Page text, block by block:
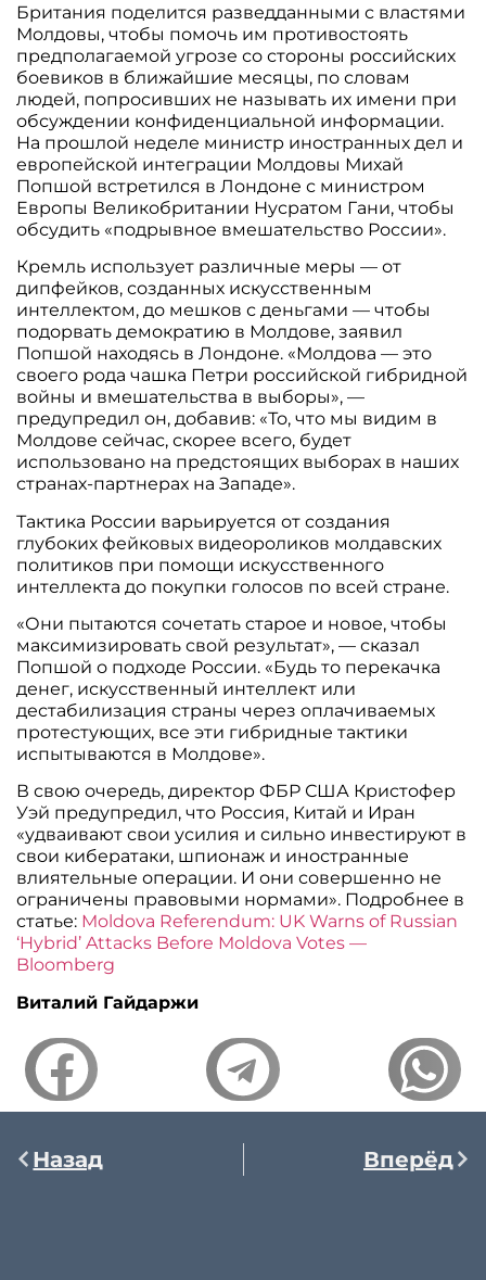
Британия поделится разведданными с властями
Молдовы, чтобы помочь им противостоять
предполагаемой угрозе со стороны российских
боевиков в ближайшие месяцы, по словам
людей, попросивших не называть их имени при
обсуждении конфиденциальной информации.
На прошлой неделе министр иностранных дел и
европейской интеграции Молдовы Михай
Попшой встретился в Лондоне с министром
Европы Великобритании Нусратом Гани, чтобы
обсудить «подрывное вмешательство России».
Кремль использует различные меры — от
дипфейков, созданных искусственным
интеллектом, до мешков с деньгами — чтобы
подорвать демократию в Молдове, заявил
Попшой находясь в Лондоне. «Молдова — это
своего рода чашка Петри российской гибридной
войны и вмешательства в выборы», —
предупредил он, добавив: «То, что мы видим в
Молдове сейчас, скорее всего, будет
использовано на предстоящих выборах в наших
странах-партнерах на Западе».
Тактика России варьируется от создания
глубоких фейковых видеороликов молдавских
политиков при помощи искусственного
интеллекта до покупки голосов по всей стране.
«Они пытаются сочетать старое и новое, чтобы
максимизировать свой результат», — сказал
Попшой о подходе России. «Будь то перекачка
денег, искусственный интеллект или
дестабилизация страны через оплачиваемых
протестующих, все эти гибридные тактики
испытываются в Молдове».
В свою очередь, директор ФБР США Кристофер
Уэй предупредил, что Россия, Китай и Иран
«удваивают свои усилия и сильно инвестируют в
свои кибератаки, шпионаж и иностранные
влиятельные операции. И они совершенно не
ограничены правовыми нормами». Подробнее в
статье: Moldova Referendum: UK Warns of Russian
‘Hybrid’ Attacks Before Moldova Votes —
Bloomberg
Виталий Гайдаржи
Назад Вперёд